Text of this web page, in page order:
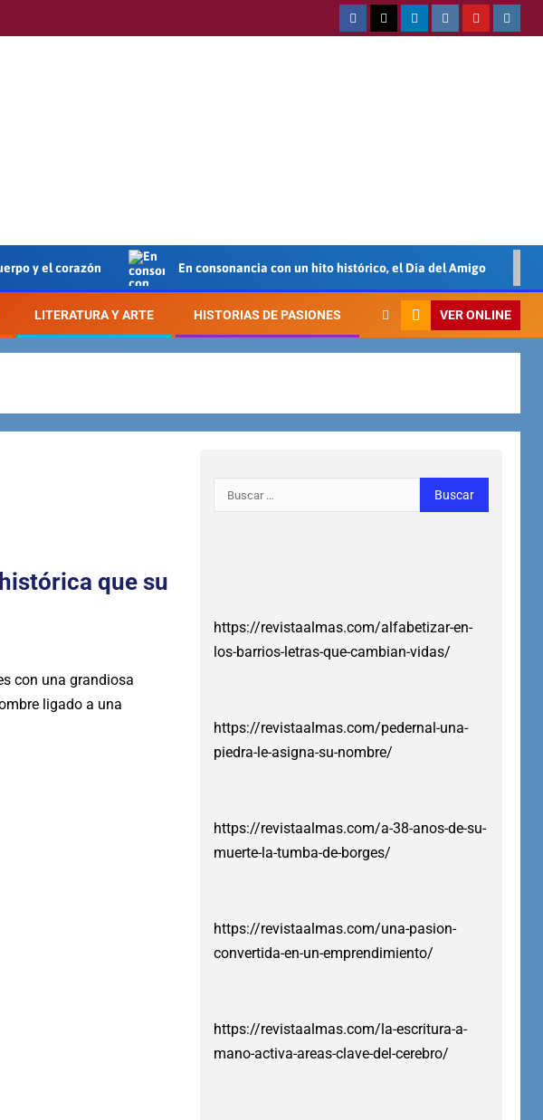
corazón En consonancia con un hito histórico, el Día del Amigo
LITERATURA Y ARTE HISTORIAS DE PASIONES VER ONLINE
que su
con una grandiosa
ligado a una
https://revistaalmas.com/alfabetizar-en-
los-barrios-letras-que-cambian-vidas/
https://revistaalmas.com/pedernal-una-
piedra-le-asigna-su-nombre/
https://revistaalmas.com/a-38-anos-de-su-
muerte-la-tumba-de-borges/
https://revistaalmas.com/una-pasion-
convertida-en-un-emprendimiento/
https://revistaalmas.com/la-escritura-a-
mano-activa-areas-clave-del-cerebro/